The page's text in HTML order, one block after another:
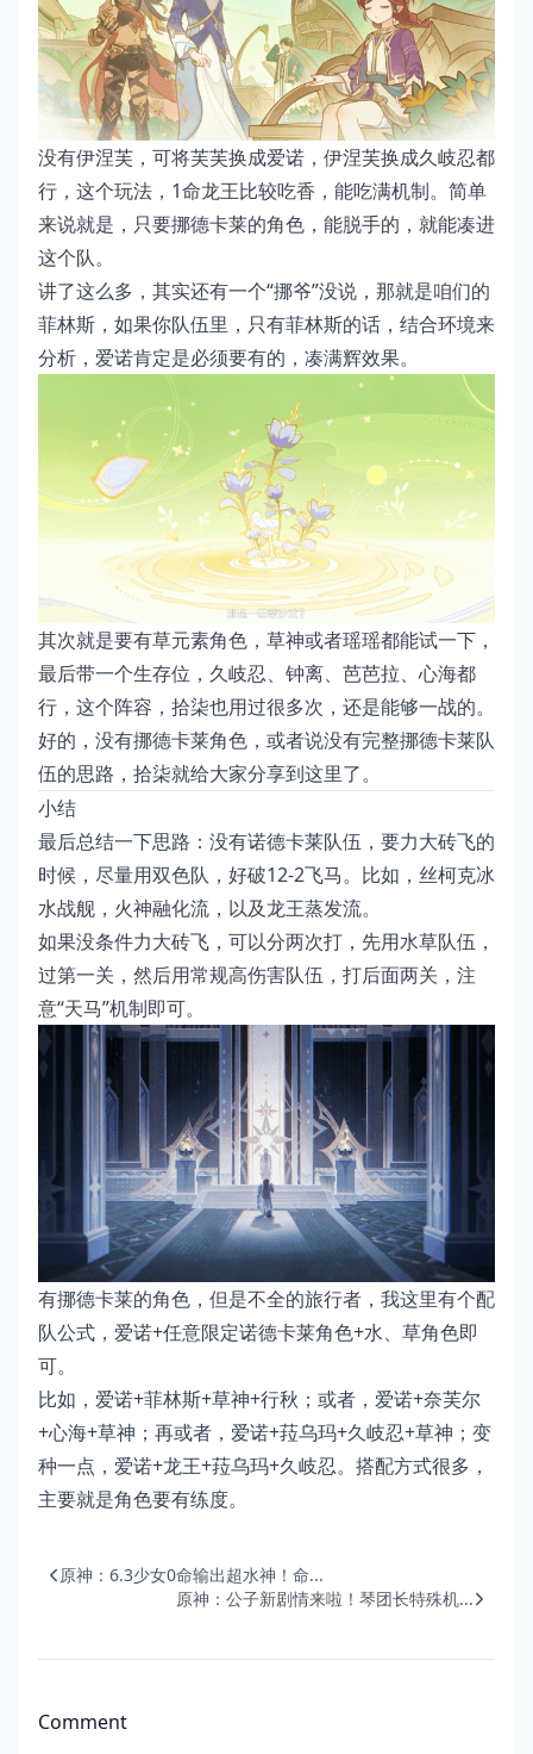
没有伊涅芙，可将芙芙换成爱诺，伊涅芙换成久岐忍都
行，这个玩法，1命龙王比较吃香，能吃满机制。简单
来说就是，只要挪德卡莱的角色，能脱手的，就能凑进
这个队。
讲了这么多，其实还有一个“挪爷”没说，那就是咱们的
菲林斯，如果你队伍里，只有菲林斯的话，结合环境来
分析，爱诺肯定是必须要有的，凑满辉效果。
其次就是要有草元素角色，草神或者瑶瑶都能试一下，
最后带一个生存位，久岐忍、钟离、芭芭拉、心海都
行，这个阵容，拾柒也用过很多次，还是能够一战的。
好的，没有挪德卡莱角色，或者说没有完整挪德卡莱队
伍的思路，拾柒就给大家分享到这里了。
小结
最后总结一下思路：没有诺德卡莱队伍，要力大砖飞的
时候，尽量用双色队，好破12-2飞马。比如，丝柯克冰
水战舰，火神融化流，以及龙王蒸发流。
如果没条件力大砖飞，可以分两次打，先用水草队伍，
过第一关，然后用常规高伤害队伍，打后面两关，注
意“天马”机制即可。
有挪德卡莱的角色，但是不全的旅行者，我这里有个配
队公式，爱诺+任意限定诺德卡莱角色+水、草角色即
可。
比如，爱诺+菲林斯+草神+行秋；或者，爱诺+奈芙尔
+心海+草神；再或者，爱诺+菈乌玛+久岐忍+草神；变
种一点，爱诺+龙王+菈乌玛+久岐忍。搭配方式很多，
主要就是角色要有练度。
原神：6.3少女0命输出超水神！命...
原神：公子新剧情来啦！琴团长特殊机...
Comment